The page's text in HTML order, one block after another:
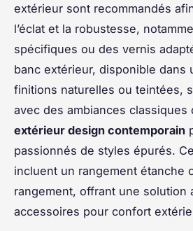
extérieur sont recommandés
l’éclat et la robustesse,
spécifiques ou des vernis
banc extérieur, disponible dans
finitions naturelles ou teintées,
avec des ambiances classiques
extérieur design contemporain
passionnés de styles épurés.
incluent un rangement étanche
rangement, offrant une solution
accessoires pour confort